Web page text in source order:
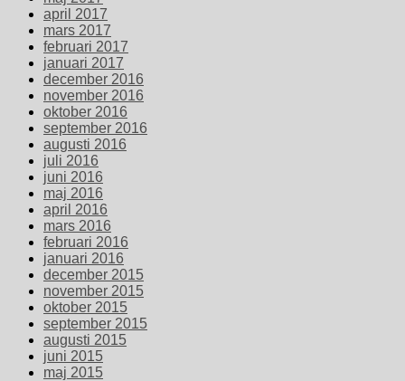
april 2017
mars 2017
februari 2017
januari 2017
december 2016
november 2016
oktober 2016
september 2016
augusti 2016
juli 2016
juni 2016
maj 2016
april 2016
mars 2016
februari 2016
januari 2016
december 2015
november 2015
oktober 2015
september 2015
augusti 2015
juni 2015
maj 2015